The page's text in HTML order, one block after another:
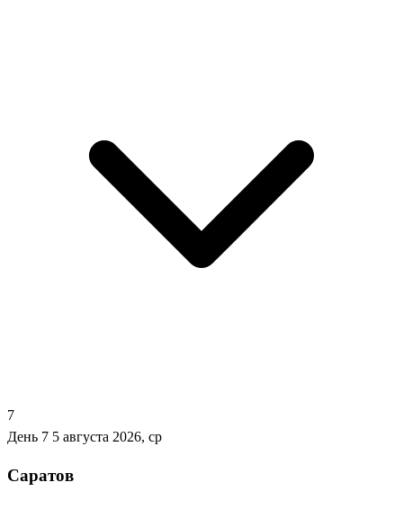
7
День 7 5 августа 2026, ср
Саратов